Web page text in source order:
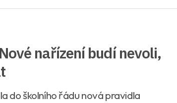
nařízení budí nevoli,
do školního řádu nová pravidla